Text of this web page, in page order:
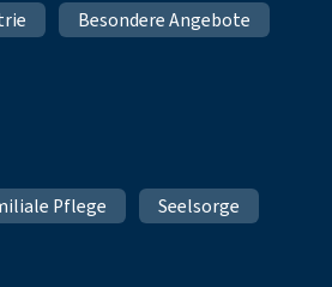
Besondere Angebote
Pflege
Seelsorge